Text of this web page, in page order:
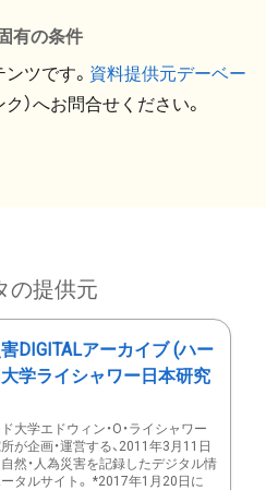
有の条件
ツです。 資料提供元デーベー
）へお問合せください。
の提供元
DIGITALアーカイブ (ハー
学ライシャワー日本研究
大学エドウィン・O・ライシャワー
が企画・運営する、2011年3月11日
然・人為災害を記録したデジタル情
タルサイト。 *2017年1月20日に